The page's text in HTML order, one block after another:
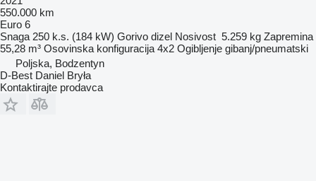
550.000 km
Euro 6
Snaga 250 k.s. (184 kW) Gorivo dizel Nosivost 5.259 kg Zapremina
55,28 m³ Osovinska konfiguracija 4x2 Ogibljenje gibanj/pneumatski
Poljska, Bodzentyn
D-Best Daniel Bryła
Kontaktirajte prodavca